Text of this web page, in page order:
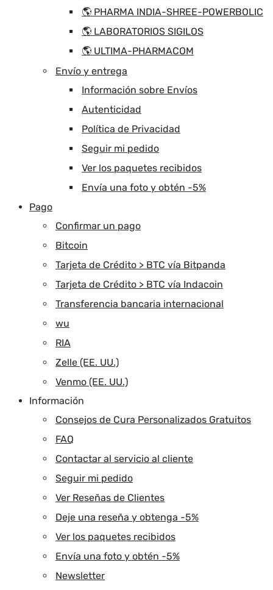
🌎 PHARMA INDIA-SHREE-POWERBOLIC
🌎 LABORATORIOS SIGILOS
🌎 ULTIMA-PHARMACOM
Envío y entrega
Información sobre Envíos
Autenticidad
Política de Privacidad
Seguir mi pedido
Ver los paquetes recibidos
Envía una foto y obtén -5%
Pago
Confirmar un pago
Bitcoin
Tarjeta de Crédito > BTC vía Bitpanda
Tarjeta de Crédito > BTC vía Indacoin
Transferencia bancaria internacional
wu
RIA
Zelle (EE. UU.)
Venmo (EE. UU.)
Información
Consejos de Cura Personalizados Gratuitos
FAQ
Contactar al servicio al cliente
Seguir mi pedido
Ver Reseñas de Clientes
Deje una reseña y obtenga -5%
Ver los paquetes recibidos
Envía una foto y obtén -5%
Newsletter